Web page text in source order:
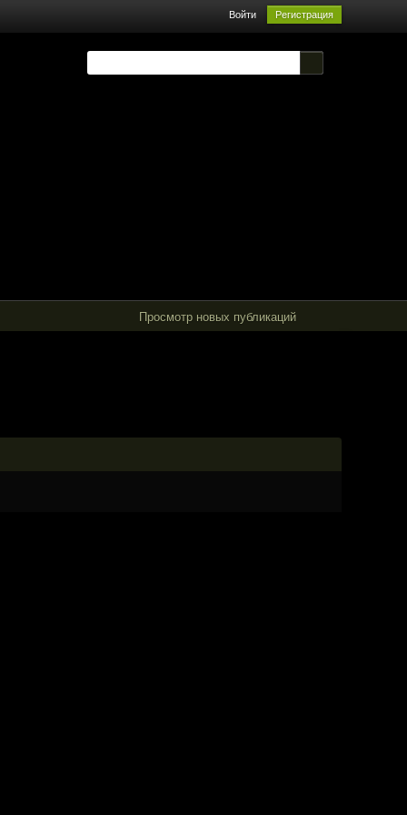
Войти Регистрация
Просмотр новых публикаций